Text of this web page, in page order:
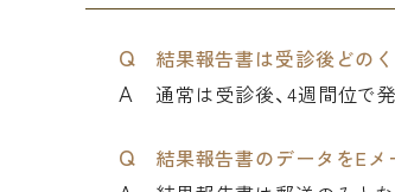
結果報告書は受診後どの
通常は受診後、4週間位で
結果報告書のデータをE